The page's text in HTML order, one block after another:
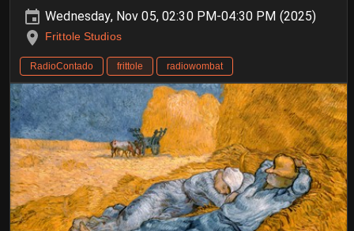
Wednesday, Nov 05, 02:30 PM-04:30 PM (2025)
Frittole Studios
RadioContado frittole radiowombat